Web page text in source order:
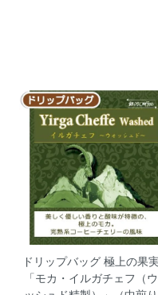
ドリップバッグ 極上の果
「モカ・イルガチェフ（